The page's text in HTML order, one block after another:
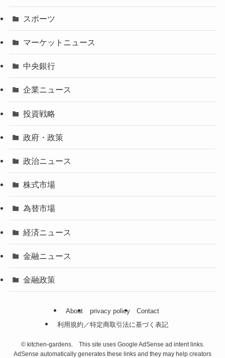
スポーツ
マーケットニュース
中央銀行
企業ニュース
投資戦略
政府・政策
政治ニュース
株式市場
為替市場
経済ニュース
金融ニュース
金融政策
About privacy policy
Contact
利用規約／特定商取引法に基づく表記
©kitchen-gardens. This site uses Google AdSense ad intent links.
AdSense automatically generates these links and they may help creators